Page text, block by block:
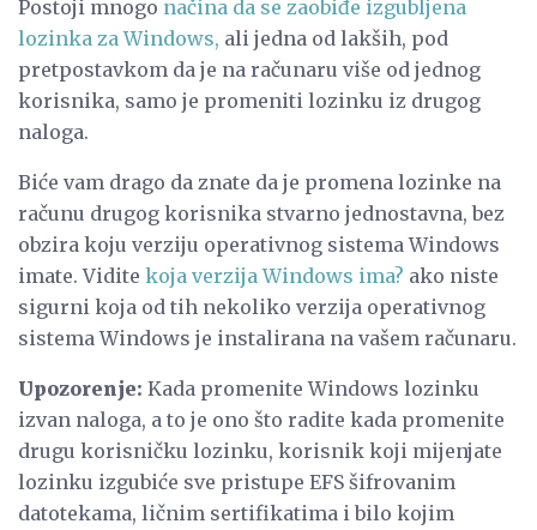
Postoji mnogo načina da se zaobiđe izgubljena
lozinka za Windows, ali jedna od lakših, pod
pretpostavkom da je na računaru više od jednog
korisnika, samo je promeniti lozinku iz drugog
naloga.
Biće vam drago da znate da je promena lozinke na
računu drugog korisnika stvarno jednostavna, bez
obzira koju verziju operativnog sistema Windows
imate. Vidite koja verzija Windows ima? ako niste
sigurni koja od tih nekoliko verzija operativnog
sistema Windows je instalirana na vašem računaru.
Upozorenje: Kada promenite Windows lozinku
izvan naloga, a to je ono što radite kada promenite
drugu korisničku lozinku, korisnik koji mijenjate
lozinku izgubiće sve pristupe EFS šifrovanim
datotekama, ličnim sertifikatima i bilo kojim